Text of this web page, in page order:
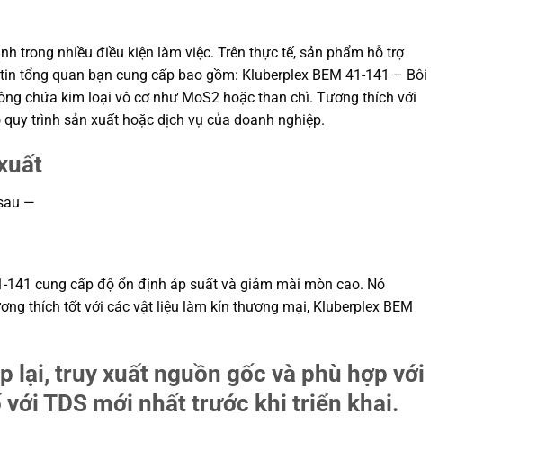
trong nhiều điều kiện làm việc. Trên thực tế, sản phẩm hỗ trợ
tổng quan bạn cung cấp bao gồm: Kluberplex BEM 41-141 – Bôi
chứa kim loại vô cơ như MoS2 hoặc than chì. Tương thích với
trình sản xuất hoặc dịch vụ của doanh nghiệp.
—
cung cấp độ ổn định áp suất và giảm mài mòn cao. Nó
thích tốt với các vật liệu làm kín thương mại, Kluberplex BEM
lại, truy xuất nguồn gốc và phù hợp với
TDS mới nhất trước khi triển khai.